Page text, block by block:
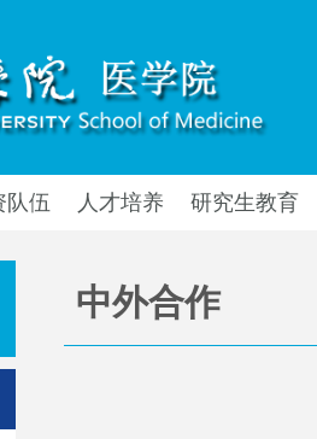
队伍 人才培养 研究生教育
中外合作